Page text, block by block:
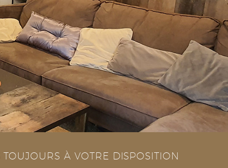
À VOTRE DISPOSITION